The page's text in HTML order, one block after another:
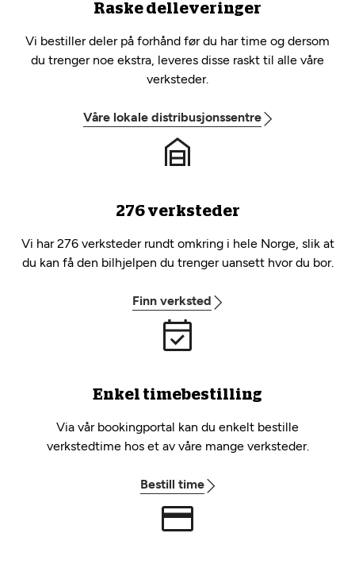
Raske delleveringer
Vi bestiller deler på forhånd før du har time og dersom
du trenger noe ekstra, leveres disse raskt til alle våre
verksteder.
Våre lokale distribusjonssentre
276 verksteder
Vi har 276 verksteder rundt omkring i hele Norge, slik at
du kan få den bilhjelpen du trenger uansett hvor du bor.
Finn verksted
Enkel timebestilling
Via vår bookingportal kan du enkelt bestille
verkstedtime hos et av våre mange verksteder.
Bestill time